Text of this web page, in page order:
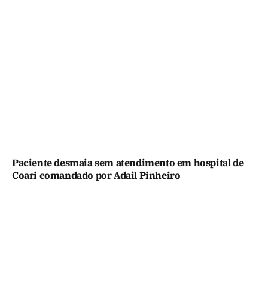
Paciente desmaia sem atendimento em hospital de
Coari comandado por Adail Pinheiro